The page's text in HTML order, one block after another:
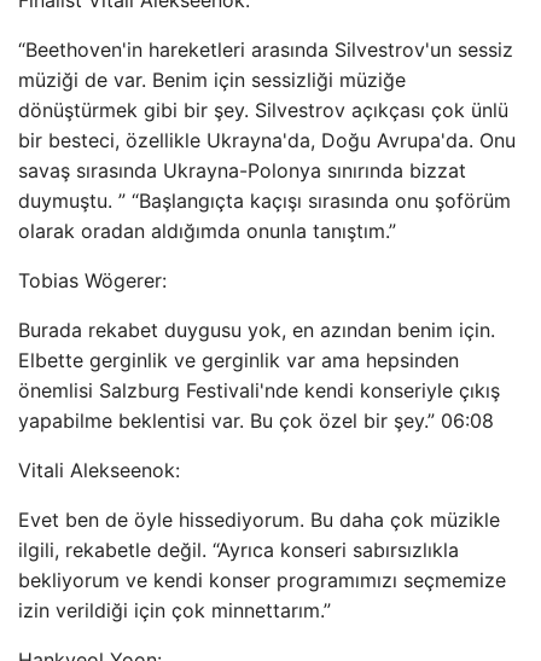
“Beethoven'in hareketleri arasında Silvestrov'un sessiz
müziği de var. Benim için sessizliği müziğe
dönüştürmek gibi bir şey. Silvestrov açıkçası çok ünlü
bir besteci, özellikle Ukrayna'da, Doğu Avrupa'da. Onu
savaş sırasında Ukrayna-Polonya sınırında bizzat
duymuştu. ” “Başlangıçta kaçışı sırasında onu şoförüm
olarak oradan aldığımda onunla tanıştım.”
Tobias Wögerer:
Burada rekabet duygusu yok, en azından benim için.
Elbette gerginlik ve gerginlik var ama hepsinden
önemlisi Salzburg Festivali'nde kendi konseriyle çıkış
yapabilme beklentisi var. Bu çok özel bir şey.” 06:08
Vitali Alekseenok:
Evet ben de öyle hissediyorum. Bu daha çok müzikle
ilgili, rekabetle değil. “Ayrıca konseri sabırsızlıkla
bekliyorum ve kendi konser programımızı seçmemize
izin verildiği için çok minnettarım.”